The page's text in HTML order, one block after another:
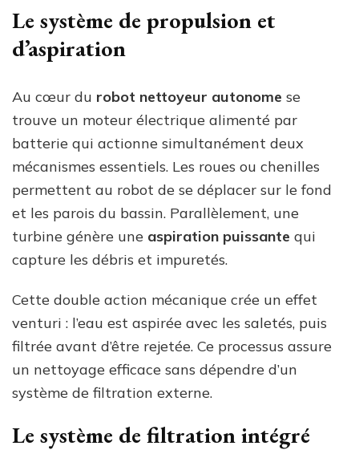
Le système de propulsion et
d’aspiration
Au cœur du robot nettoyeur autonome se
trouve un moteur électrique alimenté par
batterie qui actionne simultanément deux
mécanismes essentiels. Les roues ou chenilles
permettent au robot de se déplacer sur le fond
et les parois du bassin. Parallèlement, une
turbine génère une aspiration puissante qui
capture les débris et impuretés.
Cette double action mécanique crée un effet
venturi : l’eau est aspirée avec les saletés, puis
filtrée avant d’être rejetée. Ce processus assure
un nettoyage efficace sans dépendre d’un
système de filtration externe.
Le système de filtration intégré